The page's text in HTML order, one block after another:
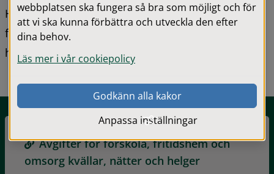
Här kan du läsa mer om regler och avgifter för
förskola, fritidshem och omsorg kvällar, nätter och
helger.
Avgifter för förskola, fritidshem och
omsorg kvällar, nätter och helger
webbplatsen ska fungera så bra som möjligt och för
att vi ska kunna förbättra och utveckla den efter
dina behov.
Läs mer i vår cookiepolicy
Godkänn alla kakor
Anpassa inställningar